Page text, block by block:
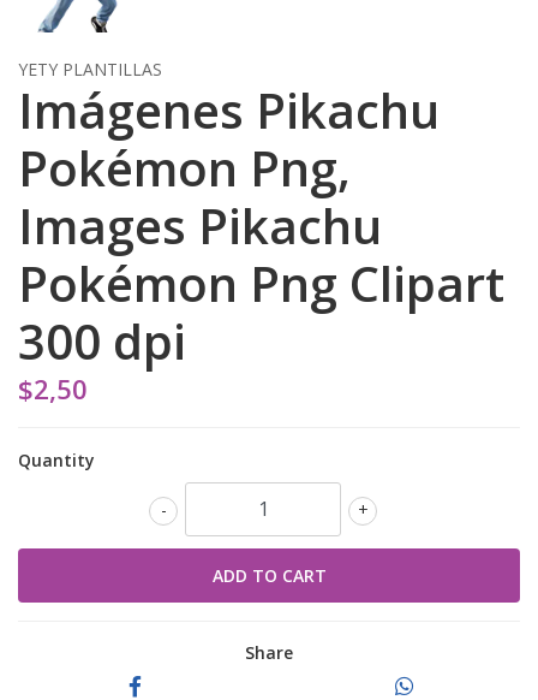
YETY PLANTILLAS
Imágenes Pikachu
Pokémon Png,
Images Pikachu
Pokémon Png Clipart
300 dpi
$2,50
Quantity
+
-
Share